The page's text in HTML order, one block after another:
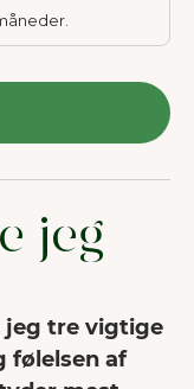
jeg
jeg tre vigtige
følelsen af